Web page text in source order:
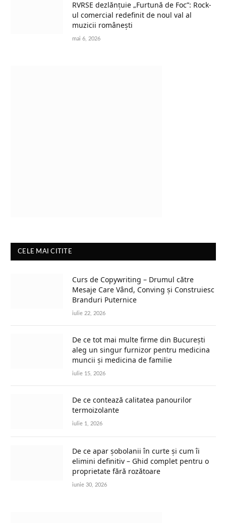
RVRSE dezlănțuie „Furtună de Foc”: Rock-
ul comercial redefinit de noul val al
muzicii românești
mai 6, 2026
CELE MAI CITITE
Curs de Copywriting – Drumul către
Mesaje Care Vând, Conving și Construiesc
Branduri Puternice
iulie 22, 2026
De ce tot mai multe firme din București
aleg un singur furnizor pentru medicina
muncii și medicina de familie
iulie 15, 2026
De ce contează calitatea panourilor
termoizolante
iulie 1, 2026
De ce apar șobolanii în curte și cum îi
elimini definitiv – Ghid complet pentru o
proprietate fără rozătoare
iunie 30, 2026